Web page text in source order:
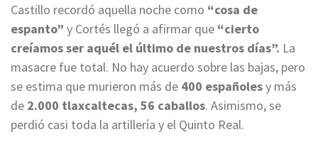
Castillo recordó aquella noche como “cosa de
espanto” y Cortés llegó a afirmar que “cierto
creíamos ser aquél el último de nuestros días”. La
masacre fue total. No hay acuerdo sobre las bajas, pero
se estima que murieron más de 400 españolesy más
de 2.000 tlaxcaltecas, 56 caballos. Asimismo, se
perdió casi toda la artillería y el Quinto Real.